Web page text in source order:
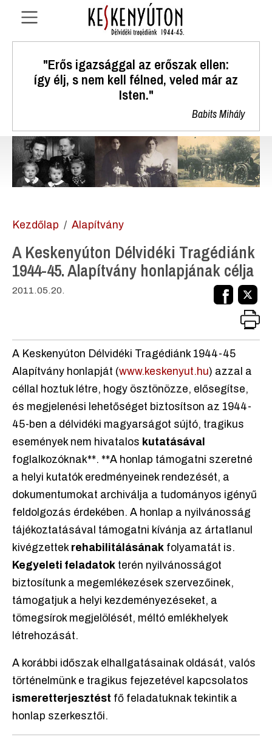
"Erős igazsággal az erőszak ellen:
így élj, s nem kell félned, veled már az
Isten."
Babits Mihály
Kezdőlap Alapítvány
A Keskenyúton Délvidéki Tragédiánk
1944-45. Alapítvány honlapjának célja
2011.05.20.
A Keskenyúton Délvidéki Tragédiánk 1944-45
Alapítvány honlapját (www.keskenyut.hu) azzal a
céllal hoztuk létre, hogy ösztönözze, elősegítse,
és megjelenési lehetőséget biztosítson az 1944-
45-ben a délvidéki magyarságot sújtó, tragikus
események nem hivatalos kutatásával
foglalkozóknak**. **A honlap támogatni szeretné
a helyi kutatók eredményeinek rendezését, a
dokumentumokat archiválja a tudományos igényű
feldolgozás érdekében. A honlap a nyilvánosság
tájékoztatásával támogatni kívánja az ártatlanul
kivégzettek rehabilitálásának folyamatát is.
Kegyeleti feladatok terén nyilvánosságot
biztosítunk a megemlékezések szervezőinek,
támogatjuk a helyi kezdeményezéseket, a
tömegsírok megjelölését, méltó emlékhelyek
létrehozását.
A korábbi időszak elhallgatásainak oldását, valós
történelmünk e tragikus fejezetével kapcsolatos
ismeretterjesztést fő feladatuknak tekintik a
honlap szerkesztői.